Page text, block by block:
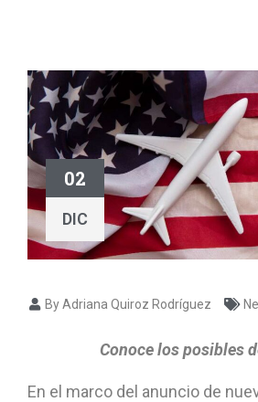
02
DIC
By Adriana Quiroz Rodríguez
Conoce los posibles
En el marco del anuncio de